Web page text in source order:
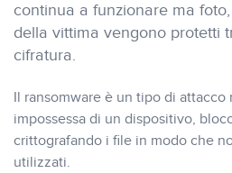
continua a funzionare ma
della vittima vengono protetti
cifratura.
Il ransomware è un tipo di attacco
impossessa di un dispositivo,
crittografando i file in modo che
utilizzati.